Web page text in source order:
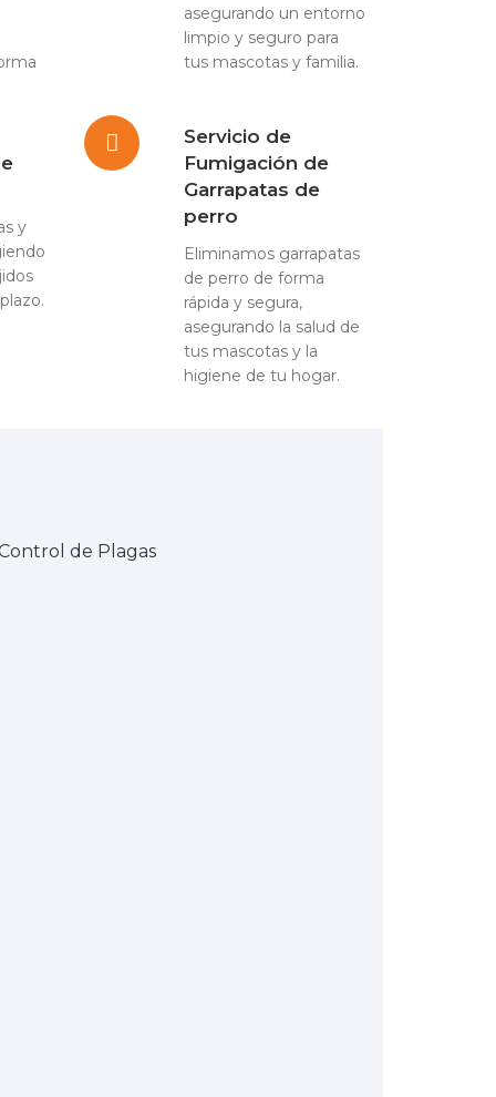
asegurando un entorno
limpio y seguro para
tus mascotas y familia.
y
Servicio de
Fumigación de
Garrapatas de
perro
Eliminamos garrapatas
de perro de forma
rápida y segura,
asegurando la salud de
tus mascotas y la
higiene de tu hogar.